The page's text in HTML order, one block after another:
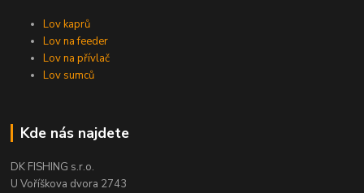
Lov kaprů
Lov na feeder
Lov na přívlač
Lov sumců
Kde nás najdete
DK FISHING s.r.o.
U Voříškova dvora 2743